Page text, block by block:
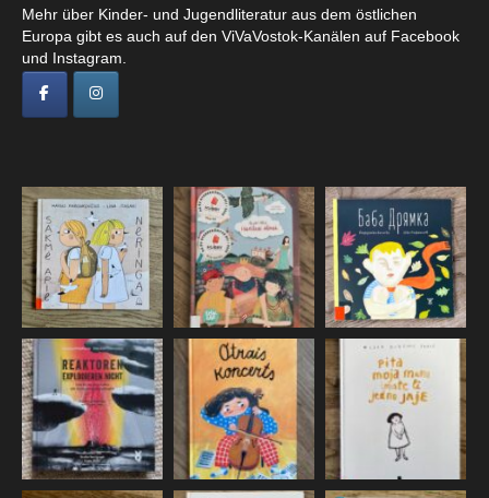
Mehr über Kinder- und Jugendliteratur aus dem östlichen
Europa gibt es auch auf den ViVaVostok-Kanälen auf Facebook
und Instagram.